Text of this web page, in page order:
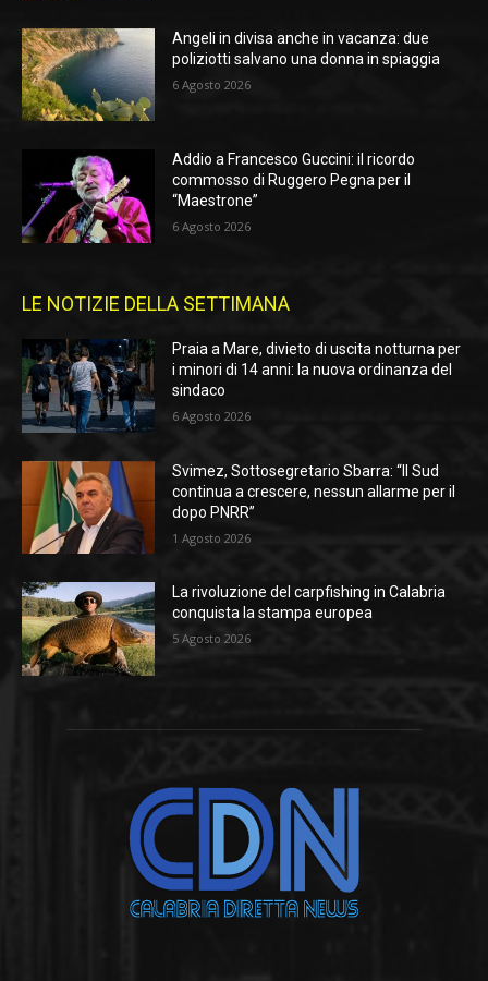
Angeli in divisa anche in vacanza: due
poliziotti salvano una donna in spiaggia
6 Agosto 2026
Addio a Francesco Guccini: il ricordo
commosso di Ruggero Pegna per il
“Maestrone”
6 Agosto 2026
LE NOTIZIE DELLA SETTIMANA
Praia a Mare, divieto di uscita notturna per
i minori di 14 anni: la nuova ordinanza del
sindaco
6 Agosto 2026
Svimez, Sottosegretario Sbarra: “Il Sud
continua a crescere, nessun allarme per il
dopo PNRR”
1 Agosto 2026
La rivoluzione del carpfishing in Calabria
conquista la stampa europea
5 Agosto 2026